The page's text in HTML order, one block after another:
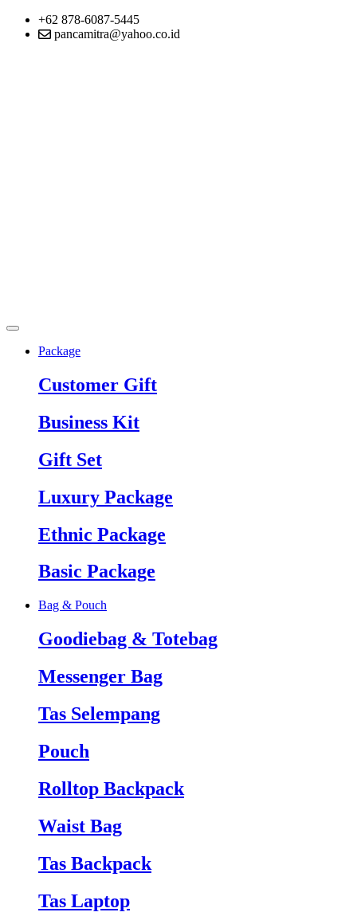
+62 878-6087-5445
pancamitra@yahoo.co.id
Package
Customer Gift
Business Kit
Gift Set
Luxury Package
Ethnic Package
Basic Package
Bag & Pouch
Goodiebag & Totebag
Messenger Bag
Tas Selempang
Pouch
Rolltop Backpack
Waist Bag
Tas Backpack
Tas Laptop